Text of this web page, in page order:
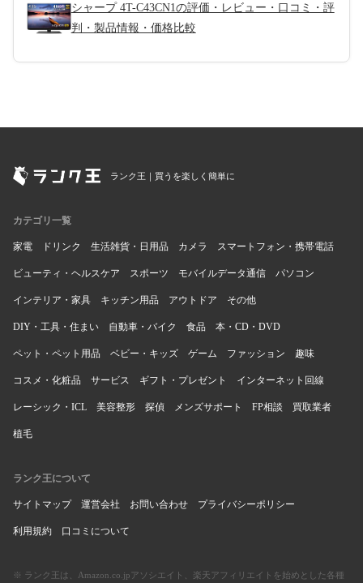
シャープ 4T-C43CN1の評価・レビュー・口コミ・評
判・製品情報・価格比較
ランク王｜買うを楽しく簡単に
カテゴリ一覧
家電 ドリンク 生活雑貨・日用品 カメラ スマートフォン・携帯電話
ビューティ・ヘルスケア スポーツ モバイルデータ通信 パソコン
インテリア・家具 キッチン用品 アウトドア その他
DIY・工具・住まい 自動車・バイク 食品 本・CD・DVD
ペット・ペット用品 ベビー・キッズ ゲーム ファッション 趣味
コスメ・化粧品 サービス ギフト・プレゼント インターネット回線
レーシック・ICL 美容整形 探偵 メンズサポート FP相談 買取業者
植毛
ランク王について
サイトマップ 運営会社 お問い合わせ プライバシーポリシー
利用規約 口コミについて
※ ランク王は、Amazon.co.jpアソシエイト、楽天アフィリエイトを始めとした各種